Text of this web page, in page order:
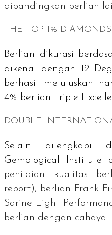
dibandingkan berlian
THE TOP 1% DIAMONDS
Berlian dikurasi
dikenal dengan
12
berhasil meluluskan
4% berlian
Triple
DOUBLE
Selain dilengkapi
Gemological Institute
penilaian kualitas
report), berlian Frank
Sarine Light
berlian dengan cahaya.